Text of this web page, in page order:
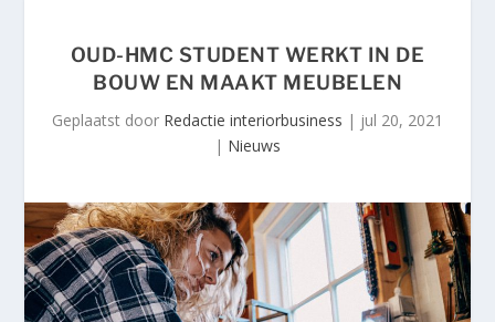
OUD-HMC STUDENT WERKT IN DE
BOUW EN MAAKT MEUBELEN
Geplaatst door Redactie interiorbusiness | jul 20, 2021
| Nieuws